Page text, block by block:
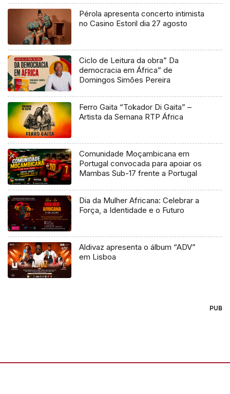
Pérola apresenta concerto intimista
no Casino Estoril dia 27 agosto
Ciclo de Leitura da obra” Da
democracia em África” de
Domingos Simões Pereira
Ferro Gaita “Tokador Di Gaita” –
Artista da Semana RTP África
Comunidade Moçambicana em
Portugal convocada para apoiar os
Mambas Sub-17 frente a Portugal
Dia da Mulher Africana: Celebrar a
Força, a Identidade e o Futuro
Aldivaz apresenta o álbum “ADV”
em Lisboa
PUB